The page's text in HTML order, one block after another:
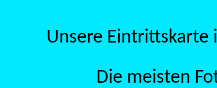
Unsere Eintrittskarte
Die meisten